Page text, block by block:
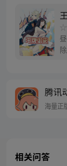
☆
腾讯
海量正
相关问答